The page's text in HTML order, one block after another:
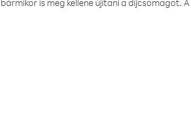
bármikor is meg kellene újítani a díjcsomagot.